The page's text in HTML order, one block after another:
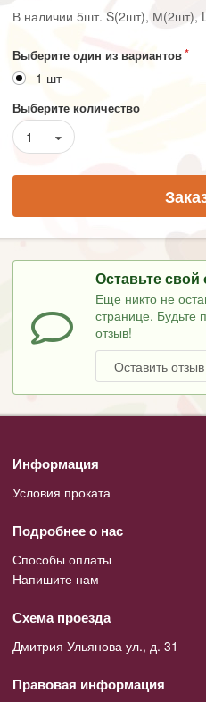
В наличии 5шт. S(2шт), М(2шт),
Выберите один из вариантов
1 шт
Выберите количество
1
Оставьте свой
Еще никто не
странице. Будьте
отзыв!
Оставить отзыв
Информация
Условия проката
Подробнее о нас
Способы оплаты
Напишите нам
Схема проезда
Дмитрия Ульянова ул., д. 31
Правовая информация